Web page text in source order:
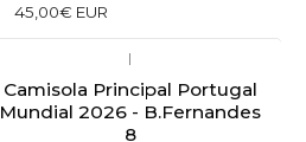
45,00€ EUR
|
Camisola Principal Portugal
Mundial 2026 - B.Fernandes
8